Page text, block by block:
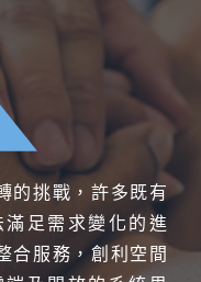
的挑戰，許多既有
足需求變化的進
合服務，創利空間